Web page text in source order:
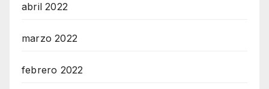
abril 2022
marzo 2022
febrero 2022